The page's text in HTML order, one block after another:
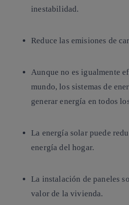
inestabilidad.
Reduce las emisiones de
Aunque no es igualmente
mundo, los sistemas de
generar energía en todos
La energía solar puede
energía del hogar.
La instalación de paneles
valor de la vivienda.